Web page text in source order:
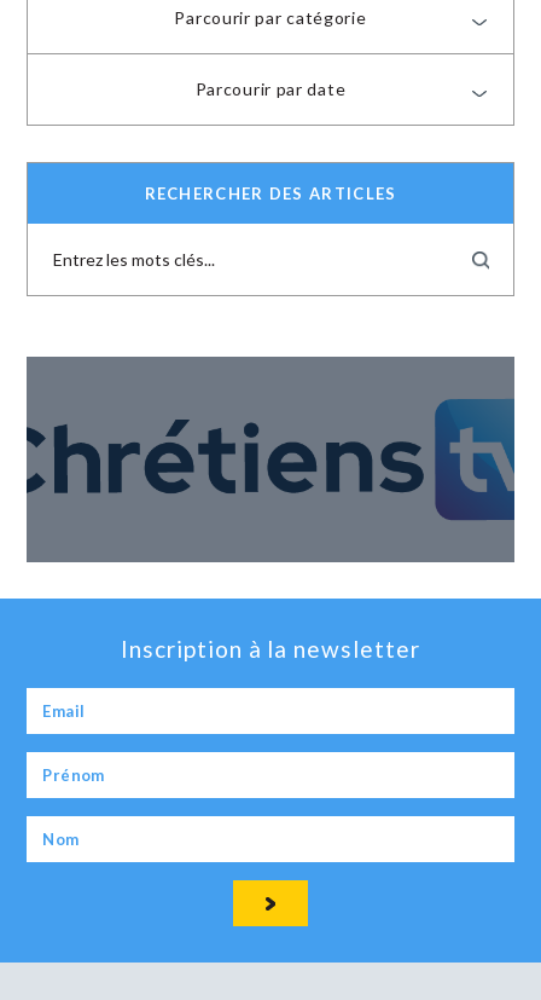
Parcourir par catégorie
Parcourir par date
RECHERCHER DES ARTICLES
Inscription à la newsletter